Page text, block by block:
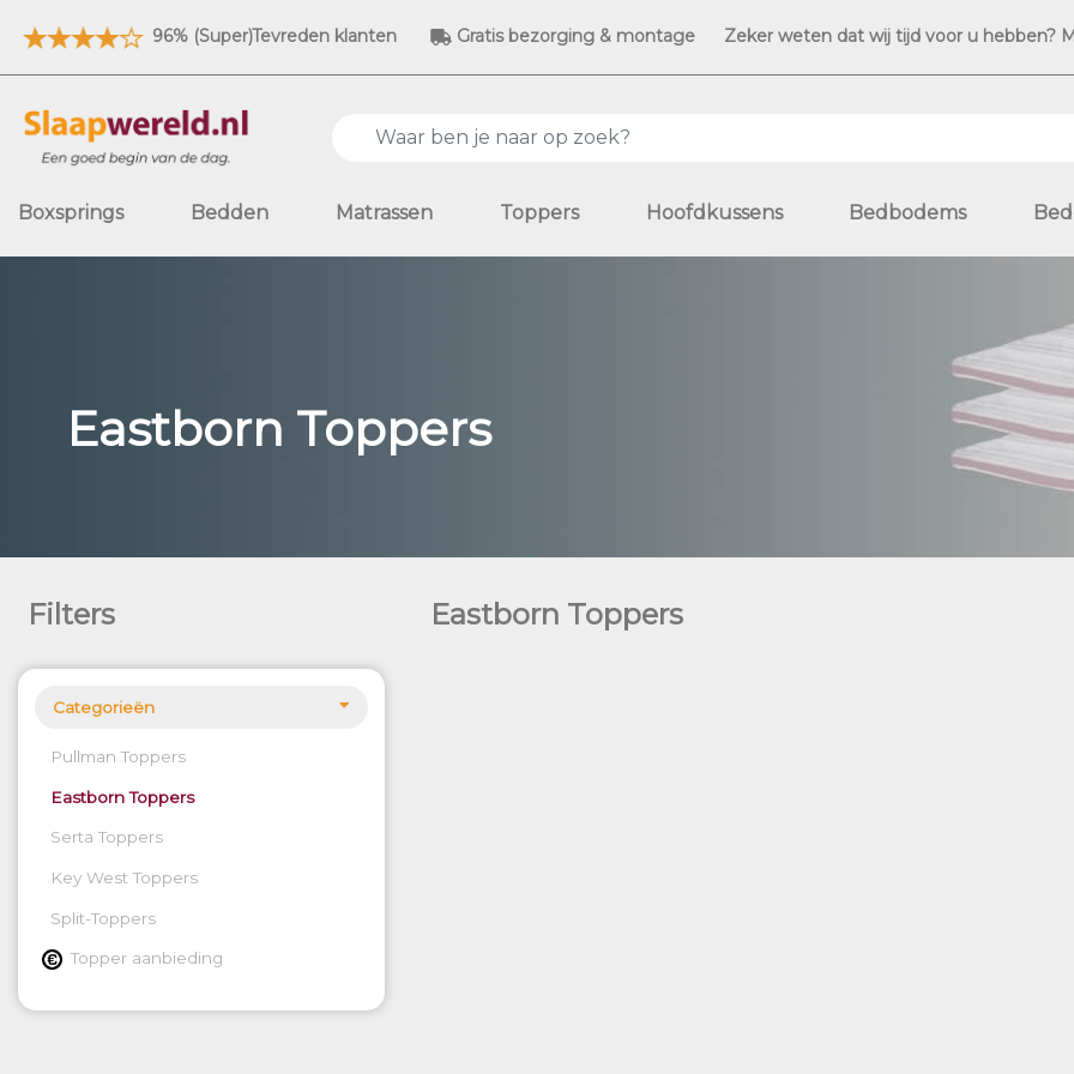
96% (Super)Tevreden klanten Gratis bezorging & montage Zeker weten dat wij tijd voor u hebben?
Boxsprings Bedden Matrassen Toppers Hoofdkussens Bedbodems
Eastborn Toppers
Filters
Categorieën
Pullman Toppers
Eastborn Toppers
Serta Toppers
Key West Toppers
Split-Toppers
Topper aanbieding
Eastborn Toppers